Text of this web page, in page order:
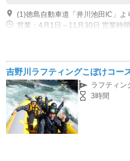
営業：4月1日～11月30日 営業時
吉野川ラフティングこぼけコー
ラフティン
3時間